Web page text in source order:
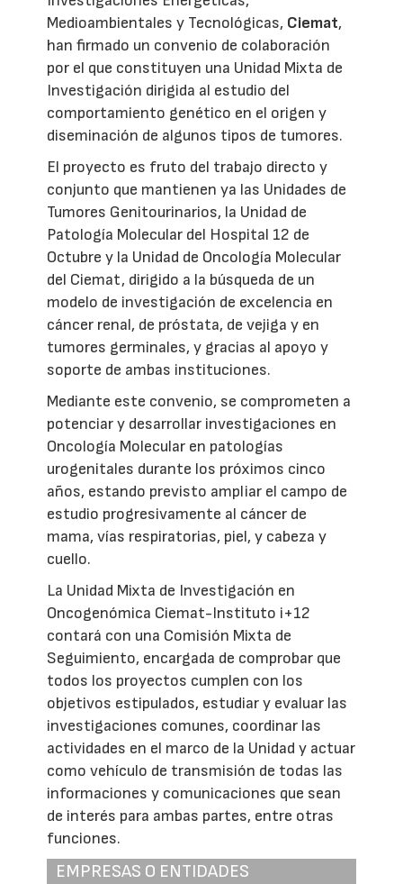
Medioambientales y Tecnológicas, Ciemat,
han firmado un convenio de colaboración
por el que constituyen una Unidad Mixta de
Investigación dirigida al estudio del
comportamiento genético en el origen y
diseminación de algunos tipos de tumores.
El proyecto es fruto del trabajo directo y
conjunto que mantienen ya las Unidades de
Tumores Genitourinarios, la Unidad de
Patología Molecular del Hospital 12 de
Octubre y la Unidad de Oncología Molecular
del Ciemat, dirigido a la búsqueda de un
modelo de investigación de excelencia en
cáncer renal, de próstata, de vejiga y en
tumores germinales, y gracias al apoyo y
soporte de ambas instituciones.
Mediante este convenio, se comprometen a
potenciar y desarrollar investigaciones en
Oncología Molecular en patologías
urogenitales durante los próximos cinco
años, estando previsto ampliar el campo de
estudio progresivamente al cáncer de
mama, vías respiratorias, piel, y cabeza y
cuello.
La Unidad Mixta de Investigación en
Oncogenómica Ciemat-Instituto i+12
contará con una Comisión Mixta de
Seguimiento, encargada de comprobar que
todos los proyectos cumplen con los
objetivos estipulados, estudiar y evaluar las
investigaciones comunes, coordinar las
actividades en el marco de la Unidad y actuar
como vehículo de transmisión de todas las
informaciones y comunicaciones que sean
de interés para ambas partes, entre otras
funciones.
EMPRESAS O ENTIDADES